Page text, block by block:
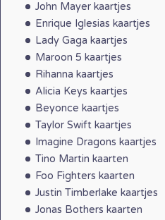
John Mayer kaartjes
Enrique Iglesias kaartjes
Lady Gaga kaartjes
Maroon 5 kaartjes
Rihanna kaartjes
Alicia Keys kaartjes
Beyonce kaartjes
Taylor Swift kaartjes
Imagine Dragons kaartjes
Tino Martin kaarten
Foo Fighters kaarten
Justin Timberlake kaartjes
Jonas Bothers kaarten